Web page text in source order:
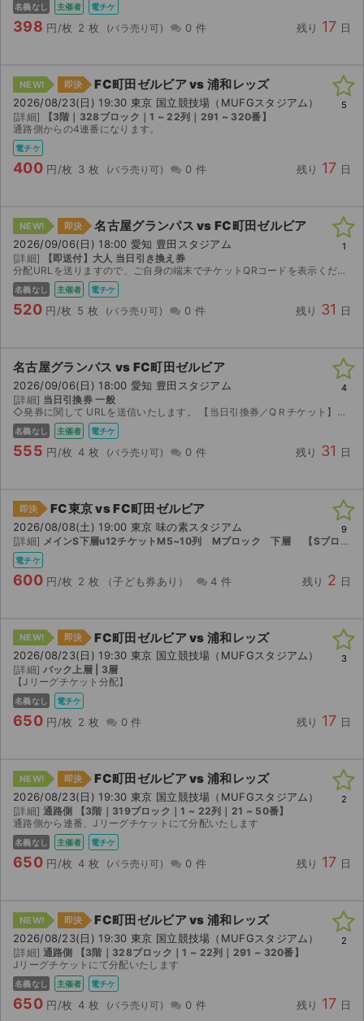
スポーツ
ご利用ガイド
ご利用ガイド
手数料・お支払い方法
よくある質問
お知らせ
サイト情報
チケットジャム利用規約
プライバシーポリシー
特定商取引法に基づく表記
不正転売禁止法について
チケットジャムの取り組み
音楽情報
名義なし 主催者 電チケ
398 円/枚 2 枚 0 件 残り 17 日
NEW! 即決 FC町田ゼルビア vs 浦和レッズ
2026/08/23(日) 19:30 東京 国立競技場（MUFGスタジアム）
[詳細]
【3階｜328ブロック｜1 ~ 22列｜291 ~ 320番】
通路側からの4連番になります。
電チケ
400 円/枚 3 枚 0 件 残り 17 日
5
NEW! 即決 名古屋グランパス vs FC町田ゼルビア
2026/09/06(日) 18:00 愛知 豊田スタジアム
[詳細]
【即送付】大人 当日引き換え券
分配URLを送りますので、ご自身の端末でチケットQRコードを表示ください。 事前に引換ブースでの指定席券との引換が必要となります。手数料がかかる場合がございます。 ご了承ください。
名義なし 主催者 電チケ
520 円/枚 5 枚 0 件 残り 31 日
1
名古屋グランパス vs FC町田ゼルビア
2026/09/06(日) 18:00 愛知 豊田スタジアム
[詳細] 当日引換券 一般
◇発券に関して URLを送信いたします。 【当日引換券／QＲチケット】座席位置未定 ・分配するQRチケットは当日引換券となります。QRチケットではご入場不可となりますので試合当日『N9ゲート前チ...
名義なし 主催者 電チケ
555 円/枚 4 枚 0 件 残り 31 日
4
即決 FC東京 vs FC町田ゼルビア
2026/08/08(土) 19:00 東京 味の素スタジアム
[詳細] メインS下層u12チケットM5~10列 Mブロック 下層 【Sブロック｜下層｜1 ~ 31列｜101 ~ 120番】
電チケ
600 円/枚 2 枚 （子ども券あり） 4 件 残り 2 日
9
NEW! 即決 FC町田ゼルビア vs 浦和レッズ
2026/08/23(日) 19:30 東京 国立競技場（MUFGスタジアム）
[詳細] バック上層 | 3層
【Jリーグチケット分配】
名義なし 電チケ
650 円/枚 2 枚 0 件 残り 17 日
3
NEW! 即決 FC町田ゼルビア vs 浦和レッズ
2026/08/23(日) 19:30 東京 国立競技場（MUFGスタジアム）
[詳細] 通路側 【3階｜319ブロック｜1 ~ 22列｜21 ~ 50番】
通路側から連番、Jリーグチケットにて分配いたします
名義なし 主催者 電チケ
650 円/枚 4 枚 0 件 残り 17 日
2
NEW! 即決 FC町田ゼルビア vs 浦和レッズ
2026/08/23(日) 19:30 東京 国立競技場（MUFGスタジアム）
[詳細] 通路側 【3階｜328ブロック｜1 ~ 22列｜291 ~ 320番】
Jリーグチケットにて分配いたします
名義なし 主催者 電チケ
650 円/枚 4 枚 0 件 残り 17 日
2